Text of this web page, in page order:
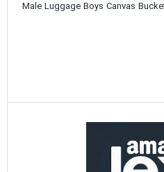
Male Luggage Boys Canvas